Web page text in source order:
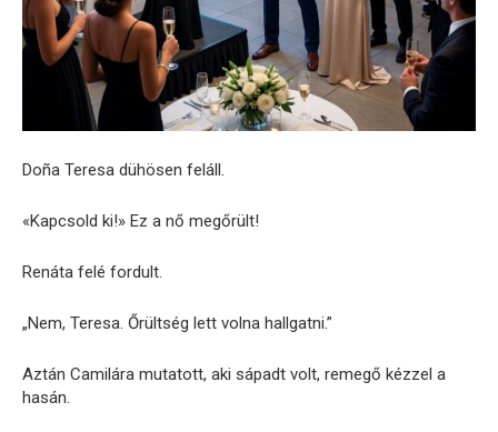
Doña Teresa dühösen feláll.
«Kapcsold ki!» Ez a nő megőrült!
Renáta felé fordult.
„Nem, Teresa. Őrültség lett volna hallgatni.”
Aztán Camilára mutatott, aki sápadt volt, remegő kézzel a
hasán.